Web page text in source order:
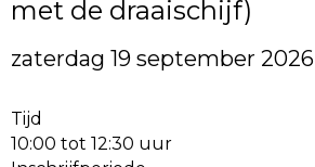
met de draaischijf)
zaterdag 19 september 2026
Tijd
10:00 tot 12:30 uur